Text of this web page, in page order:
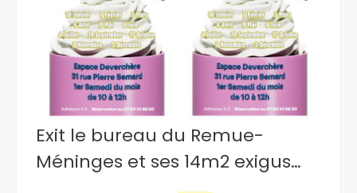
Exit le bureau du Remue-
Méninges et ses 14m2 exigus…